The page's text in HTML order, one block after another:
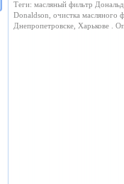
Теги: масляный фильтр
Donaldson, очистка масляного
Днепропетровске, Харькове .